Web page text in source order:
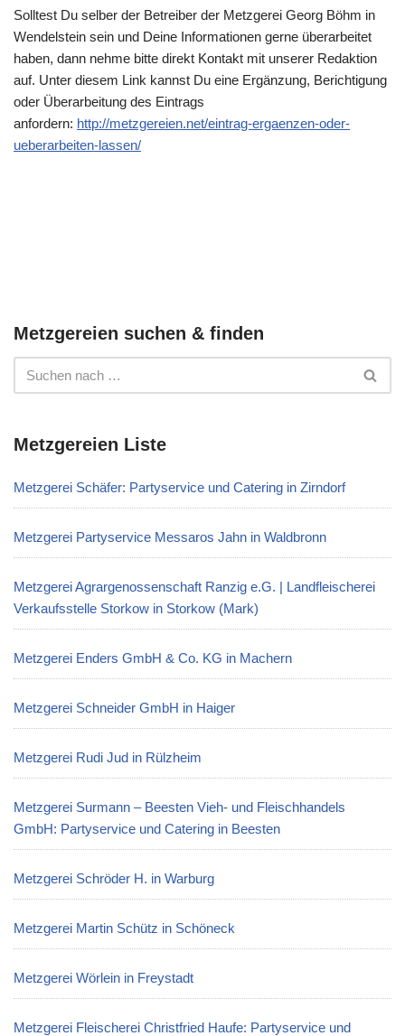
Solltest Du selber der Betreiber der Metzgerei Georg Böhm in
Wendelstein sein und Deine Informationen gerne überarbeitet
haben, dann nehme bitte direkt Kontakt mit unserer Redaktion
auf. Unter diesem Link kannst Du eine Ergänzung, Berichtigung
oder Überarbeitung des Eintrags
anfordern: http://metzgereien.net/eintrag-ergaenzen-oder-
ueberarbeiten-lassen/
Metzgereien suchen & finden
Metzgereien Liste
Metzgerei Schäfer: Partyservice und Catering in Zirndorf
Metzgerei Partyservice Messaros Jahn in Waldbronn
Metzgerei Agrargenossenschaft Ranzig e.G. | Landfleischerei
Verkaufsstelle Storkow in Storkow (Mark)
Metzgerei Enders GmbH & Co. KG in Machern
Metzgerei Schneider GmbH in Haiger
Metzgerei Rudi Jud in Rülzheim
Metzgerei Surmann – Beesten Vieh- und Fleischhandels
GmbH: Partyservice und Catering in Beesten
Metzgerei Schröder H. in Warburg
Metzgerei Martin Schütz in Schöneck
Metzgerei Wörlein in Freystadt
Metzgerei Fleischerei Christfried Haufe: Partyservice und